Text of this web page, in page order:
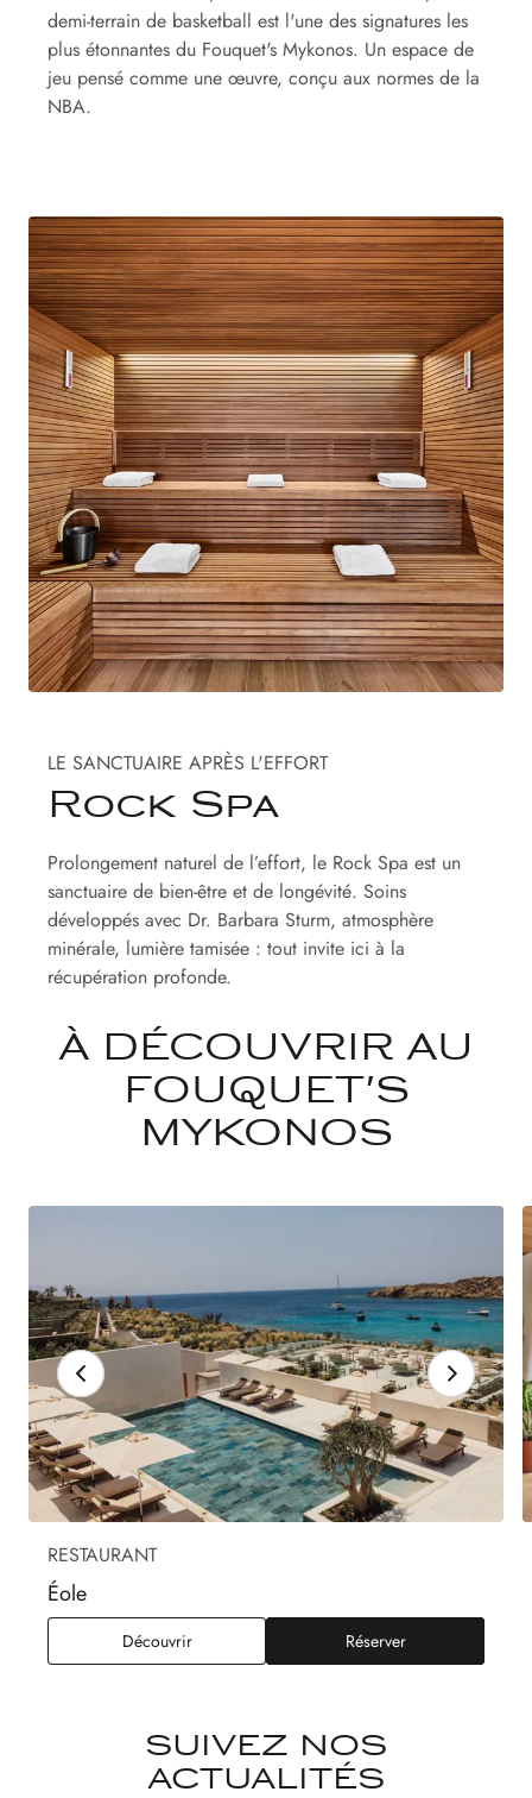
demi-terrain de basketball est l'une des signatures les
plus étonnantes du Fouquet's Mykonos. Un espace de
jeu pensé comme une œuvre, conçu aux normes de la
NBA.
LE SANCTUAIRE APRÈS L'EFFORT
Rock Spa
Prolongement naturel de l’effort, le Rock Spa est un
sanctuaire de bien-être et de longévité. Soins
développés avec Dr. Barbara Sturm, atmosphère
minérale, lumière tamisée : tout invite ici à la
récupération profonde.
À DÉCOUVRIR AU
FOUQUET'S
MYKONOS
RESTAURANT
Éole
DécouvrirÉole Réserver
SUIVEZ NOS
ACTUALITÉS